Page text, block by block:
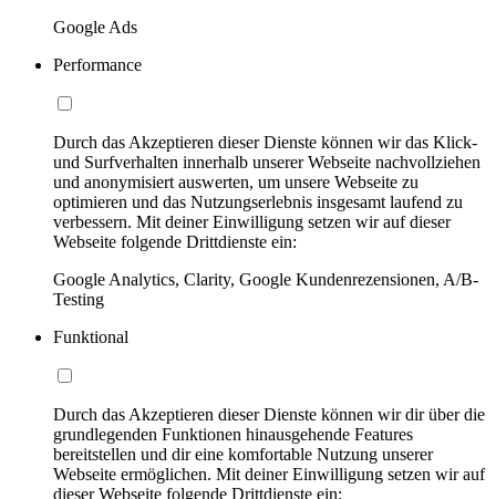
Google Ads
Performance
Durch das Akzeptieren dieser Dienste können wir das Klick-
und Surfverhalten innerhalb unserer Webseite nachvollziehen
und anonymisiert auswerten, um unsere Webseite zu
optimieren und das Nutzungserlebnis insgesamt laufend zu
verbessern. Mit deiner Einwilligung setzen wir auf dieser
Webseite folgende Drittdienste ein:
Google Analytics, Clarity, Google Kundenrezensionen, A/B-
Testing
Funktional
Durch das Akzeptieren dieser Dienste können wir dir über die
grundlegenden Funktionen hinausgehende Features
bereitstellen und dir eine komfortable Nutzung unserer
Webseite ermöglichen. Mit deiner Einwilligung setzen wir auf
dieser Webseite folgende Drittdienste ein: